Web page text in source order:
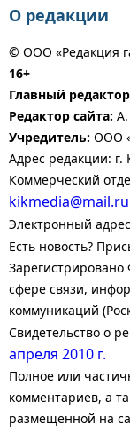
О редакции
© ООО «Редакция
16+
Главный
Редактор сайта:
Учредитель: ООО
Адрес редакции: г.
Коммерческий
kikmedia@mail.ru
Электронный
Есть новость?
сфере связи,
коммуникаций
Свидетельство о
апреля 2010 г.
Полное или
комментариев, а
размещенной на